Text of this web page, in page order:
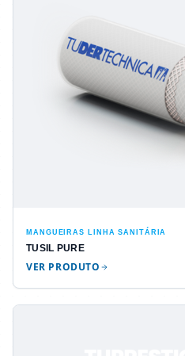
MANGUEIRAS LINHA SANITÁRIA
TUSIL PURE
VER PRODUTO